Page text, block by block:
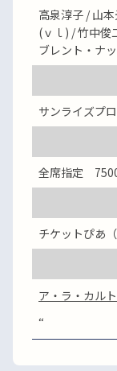
高泉淳子 / 山
(ｖｌ) / 竹中俊
ブレント・ナ
サンライズプ
全席指定
チケットぴあ
ア・ラ・カルト
“